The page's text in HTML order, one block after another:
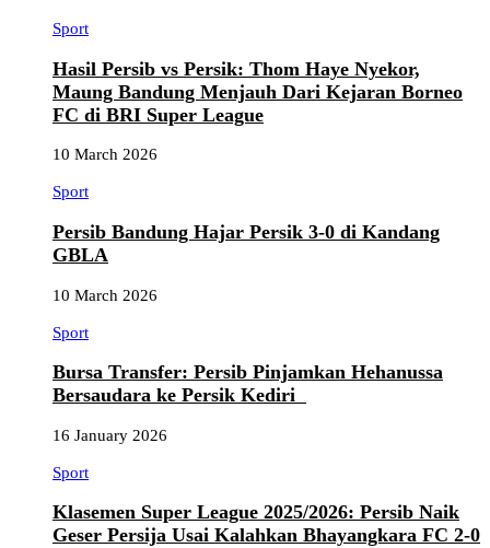
Sport
Hasil Persib vs Persik: Thom Haye Nyekor,
Maung Bandung Menjauh Dari Kejaran Borneo
FC di BRI Super League
10 March 2026
Sport
Persib Bandung Hajar Persik 3-0 di Kandang
GBLA
10 March 2026
Sport
Bursa Transfer: Persib Pinjamkan Hehanussa
Bersaudara ke Persik Kediri
16 January 2026
Sport
Klasemen Super League 2025/2026: Persib Naik
Geser Persija Usai Kalahkan Bhayangkara FC 2-0